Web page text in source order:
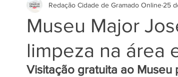
ABDON BARRETTO FILHO SAÚDE
Naíla Gonçalves Dalavia
Museu Major
limpeza na área
Redação Cidade de Gramado Online 25
Visitação gratuita ao